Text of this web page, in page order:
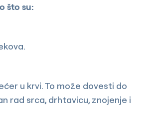
što su:
u krvi. To može dovesti do
rad srca, drhtavicu, znojenje i